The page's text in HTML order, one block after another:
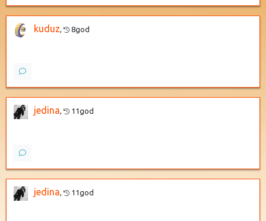
kuduz, 8god
jedina, 11god
jedina, 11god